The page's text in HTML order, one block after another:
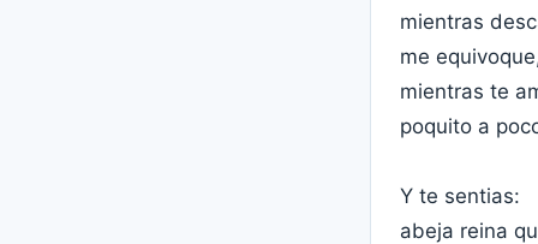
mientras
me
mientras te
poquito a
Y te sentias:
abeja reina